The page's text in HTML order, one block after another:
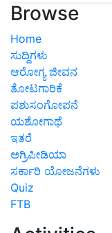
Browse
Home
ಸುದ್ದಿಗಳು
ಆರೋಗ್ಯ ಜೀವನ
ತೋಟಗಾರಿಕೆ
ಪಶುಸಂಗೋಪನೆ
ಯಶೋಗಾಥೆ
ಇತರೆ
ಅಗ್ರಿಪೀಡಿಯಾ
ಸರ್ಕಾರಿ ಯೋಜನೆಗಳು
Quiz
FTB